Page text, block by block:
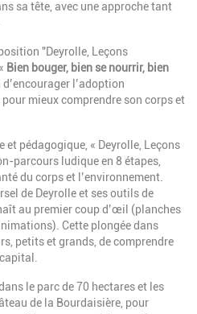
sa tête, avec une approche tant
"Deyrolle, Leçons
Bien bouger, bien se nourrir, bien
l’adoption
mieux comprendre son corps et
pédagogique, « Deyrolle, Leçons
parcours ludique en 8 étapes,
du corps et l’environnement.
de Deyrolle et ses outils de
au premier coup d’œil (planches
Cette plongée dans
petits et grands, de comprendre
le parc de 70 hectares et les
de la Bourdaisière, pour